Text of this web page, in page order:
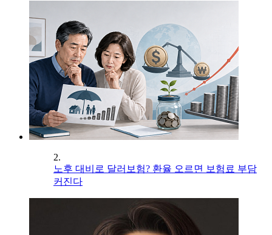
2.
노후 대비로 달러보험? 환율 오르면 보험료 부담
커진다